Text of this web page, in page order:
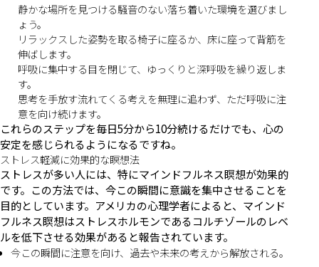
静かな場所を見つける騒音のない落ち着いた環境を選びまし
ょう。
リラックスした姿勢を取る椅子に座るか、床に座って背筋を
伸ばします。
呼吸に集中する目を閉じて、ゆっくりと深呼吸を繰り返しま
す。
思考を手放す流れてくる考えを無理に追わず、ただ呼吸に注
意を向け続けます。
これらのステップを毎日5分から10分続けるだけでも、心の
安定を感じられるようになるですね。
ストレス軽減に効果的な瞑想法
ストレスが多い人には、特にマインドフルネス瞑想が効果的
です。この方法では、今この瞬間に意識を集中させることを
目的としています。アメリカの心理学者によると、マインド
フルネス瞑想はストレスホルモンであるコルチゾールのレベ
ルを低下させる効果があると報告されています。
今この瞬間に注意を向け、過去や未来の考えから解放される。